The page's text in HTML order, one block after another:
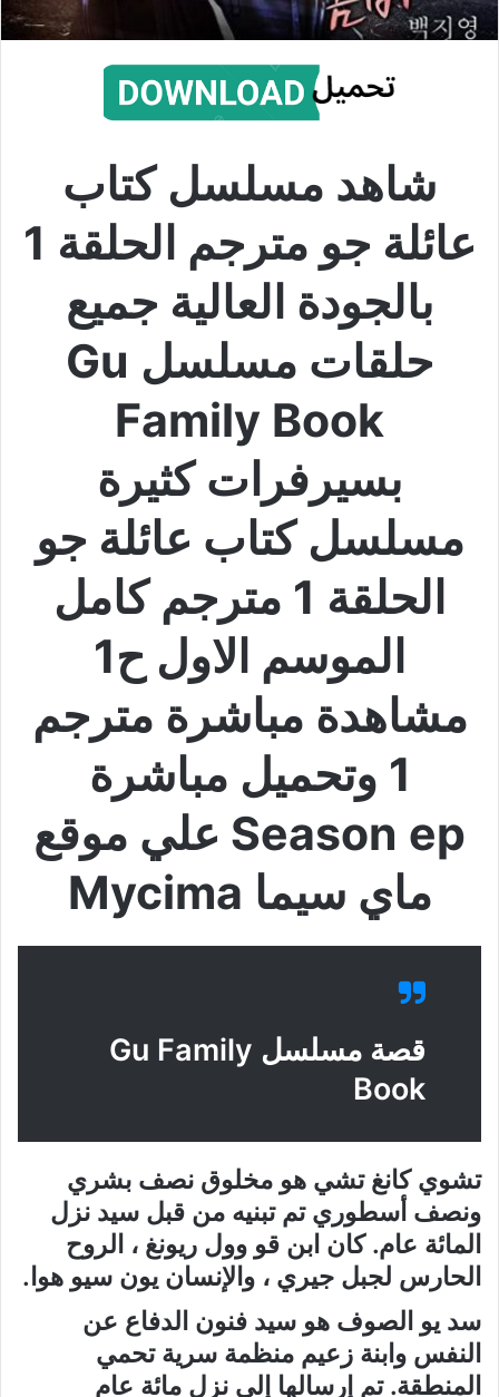
شاهد مسلسل كتاب
عائلة جو مترجم الحلقة 1
بالجودة العالية جميع
حلقات مسلسل Gu
Family Book
بسيرفرات كثيرة
مسلسل كتاب عائلة جو
الحلقة 1 مترجم كامل
الموسم الاول ح1
مشاهدة مباشرة مترجم
1 وتحميل مباشرة
Season ep علي موقع
ماي سيما Mycima
قصة مسلسل Gu Family
Book
تشوي كانغ تشي هو مخلوق نصف بشري
ونصف أسطوري تم تبنيه من قبل سيد نزل
المائة عام. كان ابن قو وول ريونغ ، الروح
الحارس لجبل جيري ، والإنسان يون سيو هوا.
سد يو الصوف هو سيد فنون الدفاع عن
النفس وابنة زعيم منظمة سرية تحمي
المنطقة. تم إرسالها إلى نزل مائة عام